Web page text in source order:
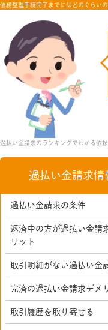
債務整理手続完了までにはどのぐらい
過払い金請求のランキングでわかる依
過払い金請求情
過払い金請求の条件
返済中の方が過払い金請
リット
取引明細がない過払い金
完済の過払い金請求デメ
取引履歴を取り寄せる